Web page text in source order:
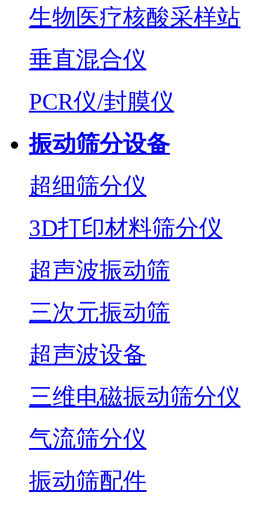
生物医疗核酸采样站
垂直混合仪
PCR仪/封膜仪
振动筛分设备
超细筛分仪
3D打印材料筛分仪
超声波振动筛
三次元振动筛
超声波设备
三维电磁振动筛分仪
气流筛分仪
振动筛配件